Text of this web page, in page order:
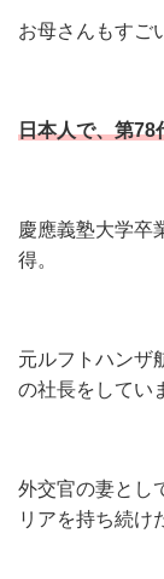
お母さんもすご
日本人で、第78
慶應義塾大学卒
得。
元ルフトハンザ
の社長をしてい
外交官の妻とし
リアを持ち続け